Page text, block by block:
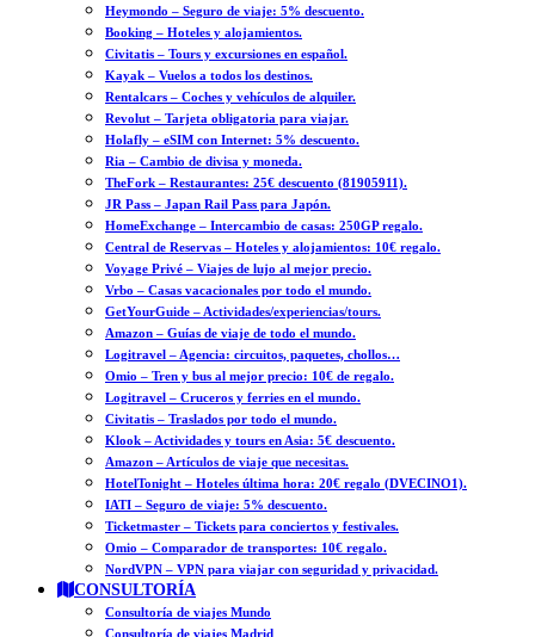
Heymondo – Seguro de viaje: 5% descuento.
Booking – Hoteles y alojamientos.
Civitatis – Tours y excursiones en español.
Kayak – Vuelos a todos los destinos.
Rentalcars – Coches y vehículos de alquiler.
Revolut – Tarjeta obligatoria para viajar.
Holafly – eSIM con Internet: 5% descuento.
Ria – Cambio de divisa y moneda.
TheFork – Restaurantes: 25€ descuento (81905911).
JR Pass – Japan Rail Pass para Japón.
HomeExchange – Intercambio de casas: 250GP regalo.
Central de Reservas – Hoteles y alojamientos: 10€ regalo.
Voyage Privé – Viajes de lujo al mejor precio.
Vrbo – Casas vacacionales por todo el mundo.
GetYourGuide – Actividades/experiencias/tours.
Amazon – Guías de viaje de todo el mundo.
Logitravel – Agencia: circuitos, paquetes, chollos…
Omio – Tren y bus al mejor precio: 10€ de regalo.
Logitravel – Cruceros y ferries en el mundo.
Civitatis – Traslados por todo el mundo.
Klook – Actividades y tours en Asia: 5€ descuento.
Amazon – Artículos de viaje que necesitas.
HotelTonight – Hoteles última hora: 20€ regalo (DVECINO1).
IATI – Seguro de viaje: 5% descuento.
Ticketmaster – Tickets para conciertos y festivales.
Omio – Comparador de transportes: 10€ regalo.
NordVPN – VPN para viajar con seguridad y privacidad.
CONSULTORÍA
Consultoría de viajes Mundo
Consultoría de viajes Madrid